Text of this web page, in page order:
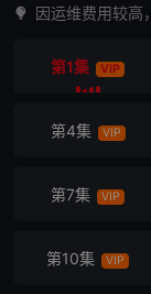
因运维费用较高
第1集 VIP
第4集 VIP
第7集 VIP
第10集 VIP